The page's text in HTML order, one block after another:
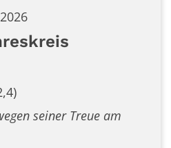
seiner Treue am